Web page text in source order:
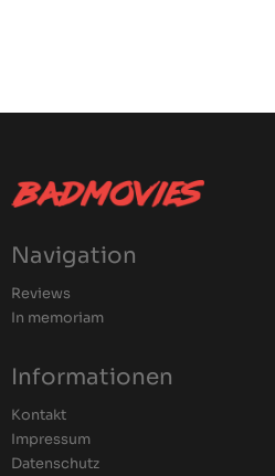
Navigation
Reviews
In memoriam
Informationen
Kontakt
Impressum
Datenschutz